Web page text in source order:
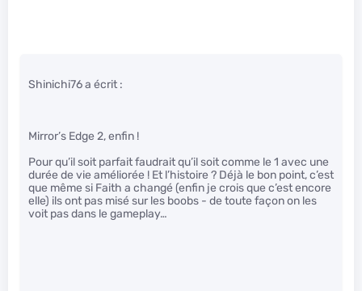
Shinichi76 a écrit :
Mirror’s Edge 2, enfin !
Pour qu’il soit parfait faudrait qu’il soit comme le 1 avec une
durée de vie améliorée ! Et l’histoire ? Déjà le bon point, c’est
que même si Faith a changé (enfin je crois que c’est encore
elle) ils ont pas misé sur les boobs - de toute façon on les
voit pas dans le gameplay…